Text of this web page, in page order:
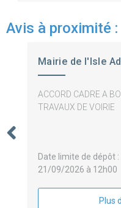
Avis à proximité :
Mairie de l'Isle
ACCORD CADRE A
TRAVAUX DE VOIRIE
Date limite de dépôt :
21/09/2026 à 12h00
Plus